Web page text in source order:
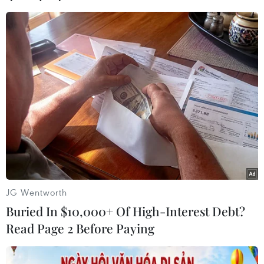
cấu lại thời hạn trả nợ, miễn, giảm lãi, phí, giữ
nguyên nhóm nợ đối với khách hàng; giảm lãi
suất cho vay; cho vay mới; giảm tiền thuê đất;
tiền điện; gia hạn đóng thuế thu nhập doanh
nghiệp hay thuế giá trị gia tăng thì các doanh
nghiệp vẫn cho rằng, một số chính sách hỗ trợ
người lao động, đa phần doanh nghiệp không
được hưởng lợi vì các điều kiện hỗ trợ đi kèm
vẫn rất khó thực hiện như số lượng lao động
nghỉ việc, doanh thu của doanh nghiệp.
JG Wentworth
Buried In $10,000+ Of High-Interest Debt?
Read Page 2 Before Paying